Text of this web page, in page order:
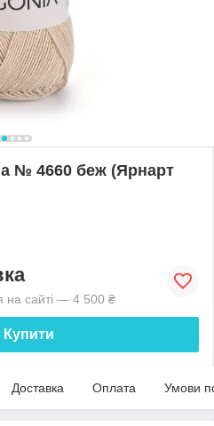
№ 4660 беж (Ярнарт
на сайті — 4 500 ₴
Купити
Доставка Оплата Умови